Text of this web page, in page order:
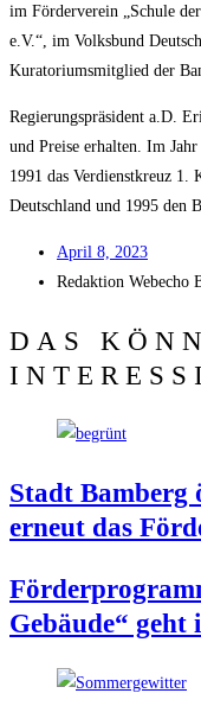
im För­der­ver­ein „Schu­le
e.V.“, im Volks­bund
Kura­to­ri­ums­mit­glied der
Regie­rungs­prä­si­dent a.D.
und Prei­se erhal­ten. Im
1991 das Ver­dienst­kreuz 1.
Deutsch­land und 1995 den
April 8, 2023
Redak­ti­on Web­echo
DAS
Stadt Bam­berg
erneut das
Gebäu­de“